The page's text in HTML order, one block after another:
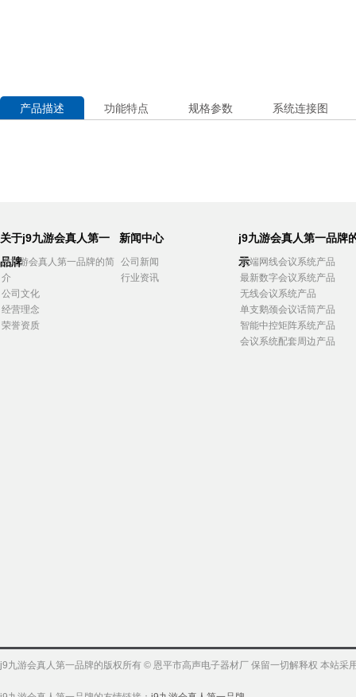
产品描述 功能特点 规格参数 系统连接图
关于j9九游会真人第一
品牌
j9九游会真人第一品牌的简
介
公司文化
经营理念
荣誉资质
新闻中心
公司新闻
行业资讯
j9九游会真人第一品牌
示
高端网线会议系统产品
最新数字会议系统产品
无线会议系统产品
单支鹅颈会议话筒产品
智能中控矩阵系统产品
会议系统配套周边产品
j9九游会真人第一品牌的版权所有 © 恩平市高声电子器材厂 保留一切解释权 本站采